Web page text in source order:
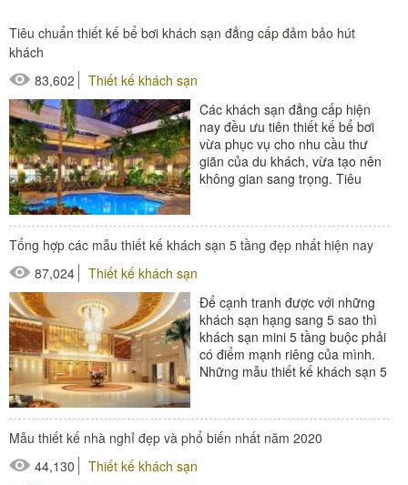
Tiêu chuẩn thiết kế bể bơi khách sạn đẳng cấp đảm bảo hút
khách
83,602
Thiết kế khách sạn
Các khách sạn đẳng cấp hiện
nay đều ưu tiên thiết kế bể bơi
vừa phục vụ cho nhu cầu thư
giãn của du khách, vừa tạo nên
không gian sang trọng. Tiêu
Tổng hợp các mẫu thiết kế khách sạn 5 tầng đẹp nhất hiện nay
87,024
Thiết kế khách sạn
Để cạnh tranh được với những
khách sạn hạng sang 5 sao thì
khách sạn mini 5 tầng buộc phải
có điểm mạnh riêng của mình.
Những mẫu thiết kế khách sạn 5
#thiết bị phòng tắm
Mẫu thiết kế nhà nghỉ đẹp và phổ biến nhất năm 2020
44,130
Thiết kế khách sạn